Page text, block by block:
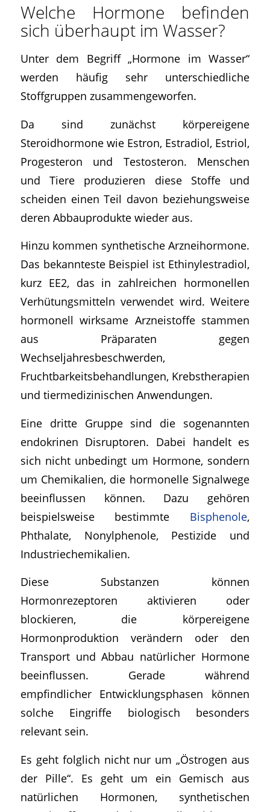
Welche Hormone befinden
sich überhaupt im Wasser?
Unter dem Begriff „Hormone im Wasser“
werden häufig sehr unterschiedliche
Stoffgruppen zusammengeworfen.
Da sind zunächst körpereigene
Steroidhormone wie Estron, Estradiol, Estriol,
Progesteron und Testosteron. Menschen
und Tiere produzieren diese Stoffe und
scheiden einen Teil davon beziehungsweise
deren Abbauprodukte wieder aus.
Hinzu kommen synthetische Arzneihormone.
Das bekannteste Beispiel ist Ethinylestradiol,
kurz EE2, das in zahlreichen hormonellen
Verhütungsmitteln verwendet wird. Weitere
hormonell wirksame Arzneistoffe stammen
aus Präparaten gegen
Wechseljahresbeschwerden,
Fruchtbarkeitsbehandlungen, Krebstherapien
und tiermedizinischen Anwendungen.
Eine dritte Gruppe sind die sogenannten
endokrinen Disruptoren. Dabei handelt es
sich nicht unbedingt um Hormone, sondern
um Chemikalien, die hormonelle Signalwege
beeinflussen können. Dazu gehören
beispielsweise bestimmte Bisphenole,
Phthalate, Nonylphenole, Pestizide und
Industriechemikalien.
Diese Substanzen können
Hormonrezeptoren aktivieren oder
blockieren, die körpereigene
Hormonproduktion verändern oder den
Transport und Abbau natürlicher Hormone
beeinflussen. Gerade während
empfindlicher Entwicklungsphasen können
solche Eingriffe biologisch besonders
relevant sein.
Es geht folglich nicht nur um „Östrogen aus
der Pille“. Es geht um ein Gemisch aus
natürlichen Hormonen, synthetischen